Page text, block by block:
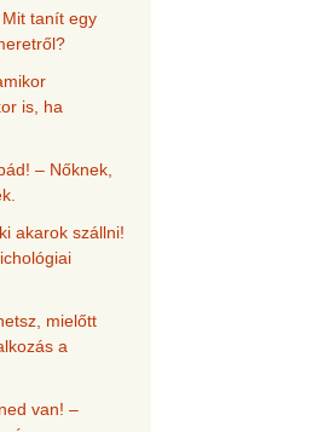
tanít egy
is, ha
– Nőknek,
akarok szállni!
mielőtt
a
van! –